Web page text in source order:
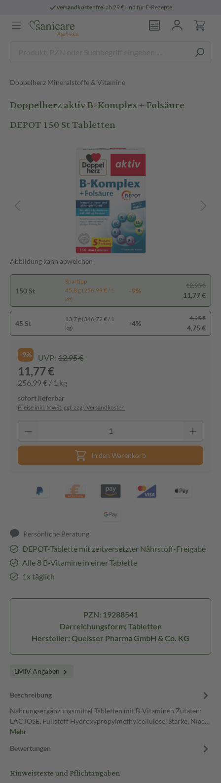
versandkostenfreiab 29 € und für E-Rezepte
Doppelherz Mineralstoffe & Vitamine
Doppelherz aktiv B-Komplex + Folsäure
DEPOT 150 St Tabletten
Abbildung kann abweichen
150 St
Spartipp
45,8 g (256,99 € / 1
kg)
-9%
12,95 €
11,77 €
45 St
13,7 g (346,72 € / 1
kg)
-4%
4,95 €
4,75 €
-9% UVP: 12,95 €
11,77 €
256,99 € / 1 kg
sofort lieferbar
Preise inkl. MwSt. ggf. zzgl. Versandkosten
In den Warenkorb
Persönliche Beratung
DEPOT-Tablette mit zeitversetzter Nährstoff-Freigabe
Alle 8 B-Vitamine in einer Tablette
1x täglich
PZN: 19288541
Darreichungsform: Tabletten
Hersteller: Queisser Pharma GmbH & Co. KG
LMIV Angaben
Beschreibung
Nahrungsergänzungsmittel Tabletten mit B-Vitaminen Zutaten:
LACTOSE, Füllstoff Hydroxypropylmethylcellulose, Stärke, Niac…
Mehr
Bewertungen
Hinweistexte und Pflichtangaben